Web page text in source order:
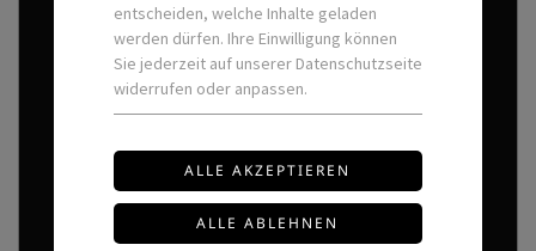
entscheiden, welche Inhalte geladen
werden dürfen. Ihre Einwilligung können
Sie jederzeit auf unserer Datenschutzseite
widerrufen oder anpassen.